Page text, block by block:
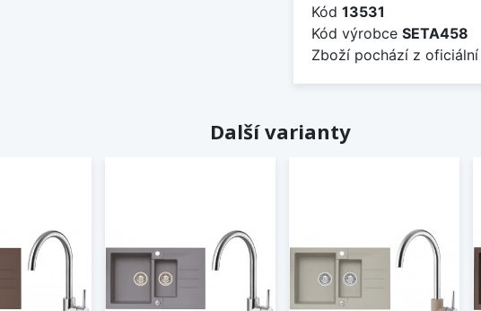
Kód 13531
Kód výrobce SETA458
Zboží pochází z
Další varianty